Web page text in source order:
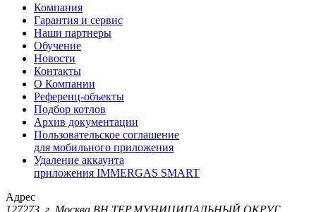
Компания
Гарантия и сервис
Наши партнеры
Обучение
Новости
Контакты
О Компании
Референц-объекты
Подбор котлов
Архив документации
Пользовательское соглашение
для мобильного приложения
Удаление аккаунта
приложения IMMERGAS SMART
Адрес
127273, г. Москва ВН.ТЕР.МУНИЦИПАЛЬНЫЙ ОКРУГ